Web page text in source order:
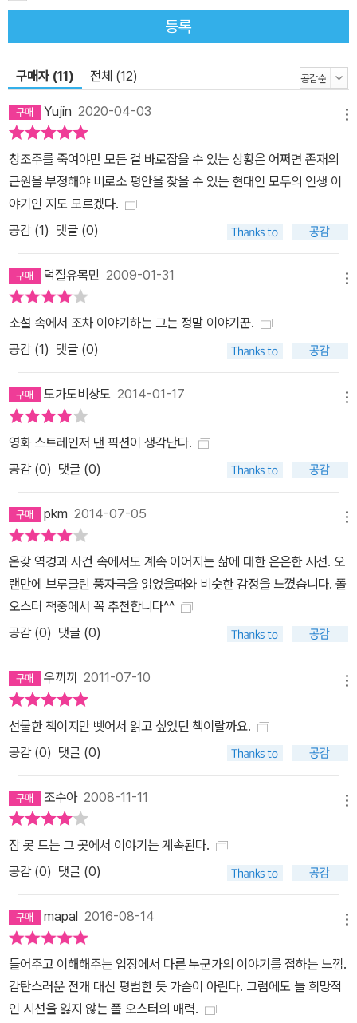
으로 이들은 모두 이야기를 하고 있으며, 이 이야기들은 모두 자기 치
유의 기능을 한다. 할아버지와 손녀가 나란히 누워 할아버지는 인생
어떤 힘을 지니는지 보여 주는 장면이다. 이야기의 내용도 내용이지
만, 이야기를 하는 행위 자체에서 우리는 위안을 얻게 되는 것이다. 미
국이여 깨어나라 -「익스프레스」 인터뷰 (2008. 8. 21) <브루클린 풍
자극> 같은 베스트셀러 장편소설에서 폴 오스터의 등장인물들은 개
인적 사건들에 의하여 변신을 겪게 된다. 하지만 그의 최신작 <어둠
차 사고를 당하여 불편한 다리로 침대에 누워 있으면서, 앨 고어가 2
지지 않은 가상현실을 상상한다. 이 대체 현실 속에서 미국은 내전을
겪고 있다. 브루클린에 살고 있는 저자 폴 오스터는 시나리오 작가, 번
역가, 작사가 등으로도 활약하고 있는데 이번 목요일 <정치와 산문>
에 나와 자신의 작품을 일부 낭독할 예정이다. 익스프레스: 「샌프란시
스코 크로니클」은 <어둠 속의 남자>가 당신이 과거에 쓴 그 어떤 소
설과도 닮지 않았다고 말했는데, 동의하십니까? 오스터: 아니요, 전
혀 동의하지 않습니다. 내가 쓴 모든 책은 앞서 나온 책들과 다릅니다.
각각의 책은 저마다 고유의 형태를 요구합니다. 각각의 이야기는 다
른 이야기입니다. 당연히 서로 다를 수밖에 없습니다. 익스프레스: 9.
주지 않았습니다. 오히려 주된 추진력은 2000년의 대통령 선거였습
니다. 내가 볼 때 그건 웃기는 일이었어요. 앨 고어가 실제로 승리했고
대통령으로 뽑혔습니다. 공화당이 교묘한 정치 공작을 통하여 그에게
서 대통령 자리를 빼앗아 간 겁니다. 나는 그때 이후 우리가 평행하게
달리는 두 세계 속에 살고 있다는 기이한 느낌을 갖게 되었어요. 진짜
익스프레스: 이 소설과 다른 소설에서 보면, 당신의 주요 등장인물들
다루는 이유는 무엇입니까? 오스터: 나는 어떤 위기를 견뎌 낸 사람
들에게 관심이 많습니다. 뭐라고 할까, 우리는 그런 위기를 계기로 시
험을 받는 거지요. 또 그런 때 우리의 존재를 정확하게 발견하게 되고
요. 가령 인생이 거덜 났는데 어떻게 그것을 다시 일으켜 세울 것이냐,
뭐 그런 생각을 하게 되는 거죠. 그게 또 오거스트 브릴이 시도하는 것
이기도 합니다. 내 소설에 등장하는 여러 인물들에게는 이런 일이 자
주 벌어집니다. 익스프레스: 당신은 예전에 썼던 인물을 다시 등장시
키는 것으로 유명합니다. 어떻게 그런 아이디어를 얻게 되었습니까?
오스터: 그건 본능적으로 벌어진 일입니다. 난 예전 작품들을 곱씹는
속에 남아 있습니다. 그들은 내게 정말로 살아 있는 인물들처럼 느껴
져요. 종종 그들을 생각하면서 이런 질문을 던집니다. 「그들은 지금
뭘 하고 있을까?」 그래서 그들이 다른 책의 엉뚱한 곳에서 불쑥 튀어
나오는 겁니다. 익스프레스: 당신이 전자 우편을 사용하지 않는다는
것을 어디서 읽었습니다. 하지만 인터넷에 오로지 당신의 작품만을
등록
구매자 (11) 전체 (12)
Yujin 2020-04-03
창조주를 죽여야만 모든 걸 바로잡을 수 있는 상황은 어쩌면 존재의
근원을 부정해야 비로소 평안을 찾을 수 있는 현대인 모두의 인생 이
야기인 지도 모르겠다.
공감 (1) 댓글 (0)
덕질유목민 2009-01-31
소설 속에서 조차 이야기하는 그는 정말 이야기꾼.
공감 (1) 댓글 (0)
도가도비상도 2014-01-17
영화 스트레인저 댄 픽션이 생각난다.
공감 (0) 댓글 (0)
pkm 2014-07-05
온갖 역경과 사건 속에서도 계속 이어지는 삶에 대한 은은한 시선. 오
랜만에 브루클린 풍자극을 읽었을때와 비슷한 감정을 느꼈습니다. 폴
오스터 책중에서 꼭 추천합니다^^
공감 (0) 댓글 (0)
우끼끼 2011-07-10
선물한 책이지만 뺏어서 읽고 싶었던 책이랄까요.
공감 (0) 댓글 (0)
조수아2008-11-11
잠 못 드는 그 곳에서 이야기는 계속된다.
공감 (0) 댓글 (0)
mapal 2016-08-14
들어주고 이해해주는 입장에서 다른 누군가의 이야기를 접하는 느낌.
감탄스러운 전개 대신 평범한 듯 가슴이 아린다. 그럼에도 늘 희망적
인 시선을 잃지 않는 폴 오스터의 매력.